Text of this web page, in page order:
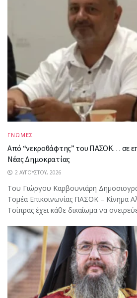
ΓΝΩΜΕΣ
Από “νεκροθάφτης” του ΠΑΣΟΚ… σε
Νέας Δημοκρατίας
2 ΑΥΓΟΎΣΤΟΥ, 2026
Του Γιώργου Καρβουνιάρη
Τομέα Επικοινωνίας ΠΑΣΟΚ – Κίνημα
Τσίπρας έχει κάθε δικαίωμα να